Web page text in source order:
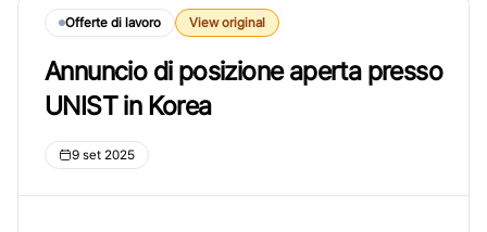
Offerte di lavoro View original
Annuncio di posizione aperta presso
UNIST in Korea
9 set 2025